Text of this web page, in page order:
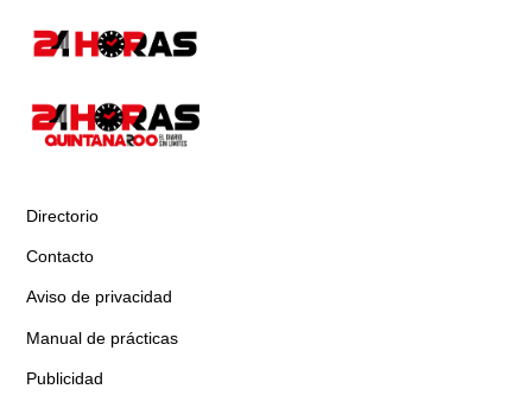
Directorio
Contacto
Aviso de privacidad
Manual de prácticas
Publicidad